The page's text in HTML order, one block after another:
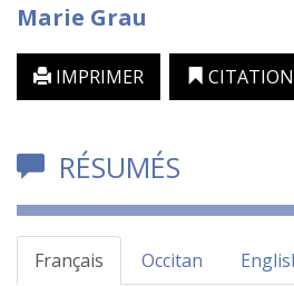
Marie Grau
IMPRIMER CITATION
RÉSUMÉS
Français Occitan